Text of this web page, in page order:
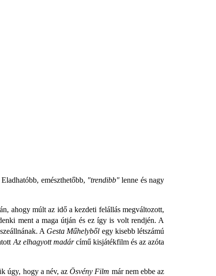
emészthetőbb, "trendibb" lenne és nagy
ahogy múlt az idő a kezdeti felállás megváltozott,
ment a maga útján és ez így is volt rendjén. A
A Gesta Műhelyből egy kisebb létszámú
Az elhagyott madárcímű kisjátékfilm és az azóta
úgy, hogy a név, azÖsvény Film már nem ebbe az